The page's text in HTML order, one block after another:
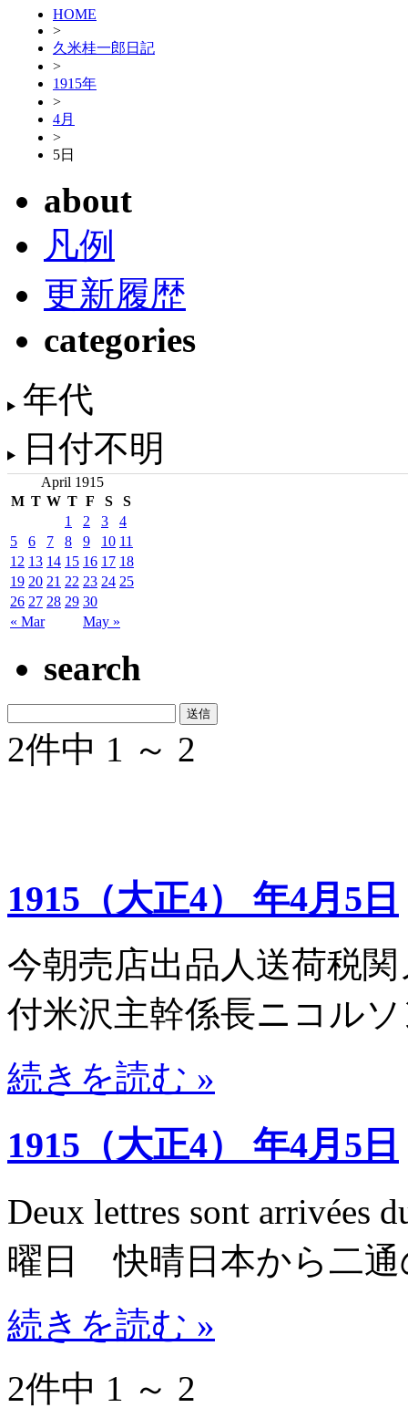
HOME
>
久米桂一郎日記
>
1915年
>
4月
>
5日
about
凡例
更新履歴
categories
年代
日付不明
April 1915
M T W T F S S
« Mar May »
1 2 3
4
5
6 7 8 9 10 11
12 13 14 15 16 17 18
19 20 21 22 23 24 25
26 27 28 29 30
search
2件中 1 ～ 2
1915（大正4） 年4月5日
今朝売店出品人送荷税
付米沢主幹係長ニコル
続きを読む »
1915（大正4） 年4月5日
Deux lettres sont
曜日 快晴日本から二通
続きを読む »
2件中 1 ～ 2